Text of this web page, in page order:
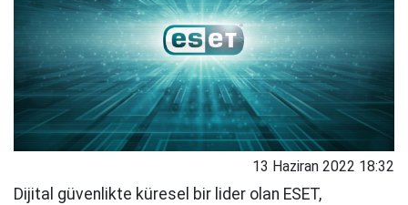
13 Haziran 2022 18:32
Dijital güvenlikte küresel bir lider olan ESET,